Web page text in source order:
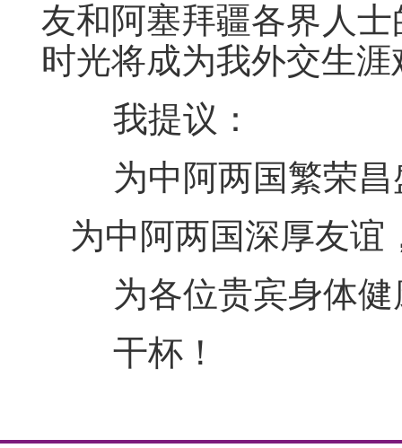
友和阿塞拜疆各界人
时光将成为我外交生
我提议：
为中阿两国繁荣昌
为中阿两国深厚友谊
为各位贵宾身体健
干杯！